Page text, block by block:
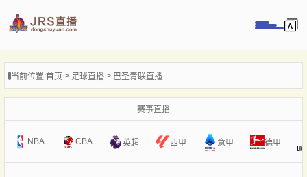
播
像
闻
当前位置:首页 足球直播 巴圣青联直播
赛事直播
NBA CBA 英超 西甲 意甲 德甲